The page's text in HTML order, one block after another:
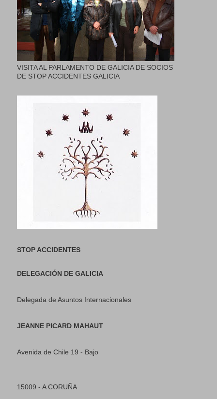
VISITA AL PARLAMENTO DE GALICIA DE SOCIOS
DE STOP ACCIDENTES GALICIA
STOP ACCIDENTES
DELEGACIÓN DE GALICIA
Delegada de Asuntos Internacionales
JEANNE PICARD MAHAUT
Avenida de Chile 19 - Bajo
15009 - A CORUÑA